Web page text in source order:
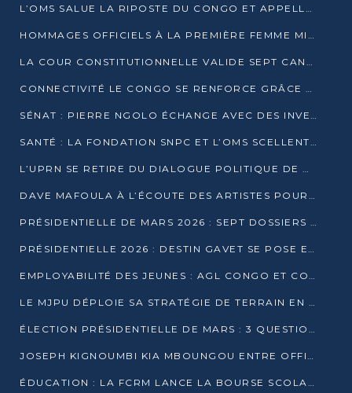
L’OMS SALUE LA RIPOSTE DU CONGO ET APPELLE À DES RÉFORMES DURABLES
HOMMAGES OFFICIELS À LA PREMIÈRE FEMME MINISTRE DU CONGO
LA COUR CONSTITUTIONNELLE VALIDE SEPT CANDIDATURES POUR LA PRÉSIDENTIELLE
CONNECTIVITÉ LE CONGO SE RENFORCE GRÂCE AU CÂBLE 2AFRICA
SÉNAT : PIERRE NGOLO ÉCHANGE AVEC DES INVESTISSEURS DU NUMÉRIQUE
SANTÉ : LA FONDATION SNPC ET L’OMS SCELLENT UN PARTENARIAT STRATÉGIQUE DE TROIS ANS
L’UPRN SE RETIRE DU DIALOGUE POLITIQUE DE DJAMBALA : TENSIONS DANS LE PRÉ-ÉLECTORAL CONGOLAIS
DAVE MAFOULA À L’ÉCOUTE DES ARTISTES POUR REDÉFINIR SA POLITIQUE CULTURELLE
PRÉSIDENTIELLE DE MARS 2026 : SEPT DOSSIERS DE CANDIDATURE ENREGISTRÉS À LA CLÔTURE DES DÉPÔTS
PRÉSIDENTIELLE 2026 : DESTIN GAVET SE POSE EN CANDIDAT DU « RAS-LE-BOL »
EMPLOYABILITÉ DES JEUNES : AGL CONGO ET CONGO TERMINAL S’ALLIENT À UCAC-ICAM
LE MJPU DÉPLOIE SA STRATÉGIE DE TERRAIN EN FAVEUR DE DSN
ÉLECTION PRÉSIDENTIELLE DE MARS : 3 QUESTIONS À UN EXPERT CONGOLAIS DE LA CYBERSÉCURITÉ
JOSEPH KIGNOUMBI KIA MBOUNGOU ENTRE OFFICIELLEMENT EN COURSE POUR LA PRÉSIDENTIELLE
ÉDUCATION : LA FCRM LANCE LA BOURSE SCOLAIRE FRANCINE-NTOUMI POUR PROMOUVOIR LES FILIÈRES SCIENTIFIQUES